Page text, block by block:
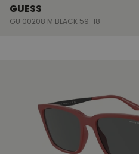
GUESS
GU 00208 M.BLACK 59-18